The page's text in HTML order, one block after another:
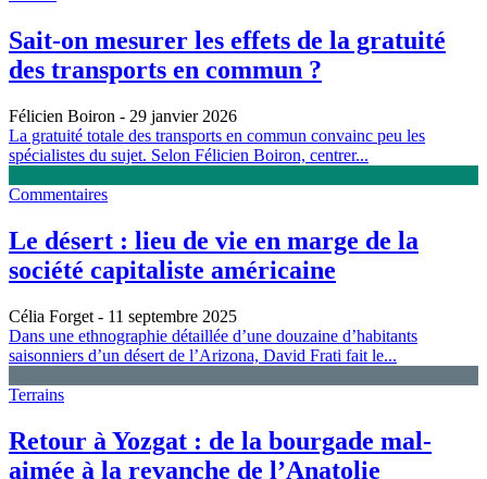
Sait-on mesurer les effets de la gratuité
des transports en commun ?
Félicien Boiron - 29 janvier 2026
La gratuité totale des transports en commun convainc peu les
spécialistes du sujet. Selon Félicien Boiron, centrer...
Commentaires
Le désert : lieu de vie en marge de la
société capitaliste américaine
Célia Forget - 11 septembre 2025
Dans une ethnographie détaillée d’une douzaine d’habitants
saisonniers d’un désert de l’Arizona, David Frati fait le...
Terrains
Retour à Yozgat : de la bourgade mal-
aimée à la revanche de l’Anatolie